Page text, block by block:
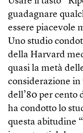
guadagnare
essere piacevole
Uno studio
della Harvard
quasi la metà
considerazione
dell’80 per cento
ha condotto lo
questa abitudine